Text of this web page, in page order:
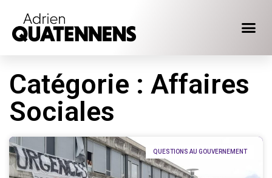
Catégorie : Affaires
Sociales
QUESTIONS AU GOUVERNEMENT